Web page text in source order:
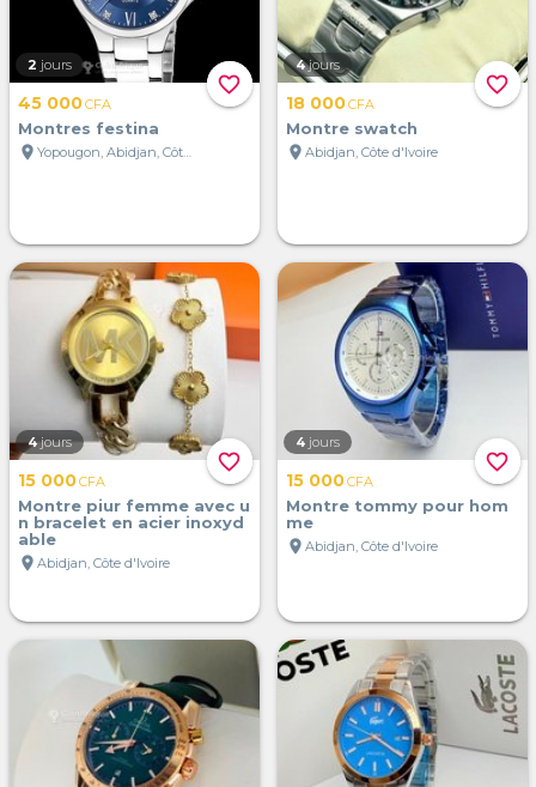
favorite_border
2 jours
45 000CFA
Montres festina
location_on
Yopougon, Abidjan, Côte d'Ivoire
favorite_border
4 jours
18 000CFA
Montre swatch
location_on Abidjan, Côte d'Ivoire
favorite_border
4 jours
15 000CFA
Montre piur femme avec u
n bracelet en acier inoxyd
able
location_on Abidjan, Côte d'Ivoire
favorite_border
4 jours
15 000CFA
Montre tommy pour hom
me
location_on Abidjan, Côte d'Ivoire